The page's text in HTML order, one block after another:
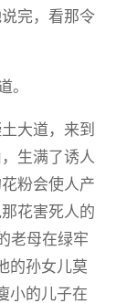
完，看那令
。
大道，来到
生满了诱人
粉会使人产
花害死人的
老母在绿牢
的孙女儿莫
小的儿子在